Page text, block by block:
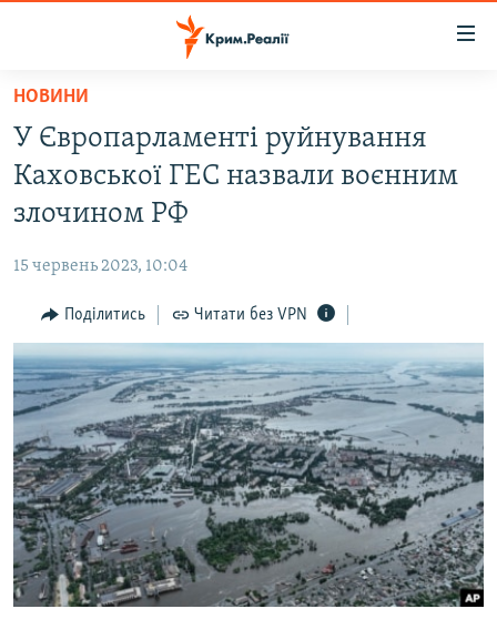
Перейти
основного
матеріалу
до
основної
навігації
Перейти
до
пошуку
ВОДА.КРИМ
ВІДЕО ТА ФОТО
БЛОГИ
ПОГЛЯД
ІНТЕРВ'Ю
ВСЕ ЗА ДЕНЬ
СПЕЦПРОЕКТИ
ДЕПОРТАЦІЯ
ВІДЕОУРОКИ «ELIFBE»
СВІДЧЕННЯ ОКУПАЦІЇ
УКРАЇНСЬКА ПРОБЛЕМА КРИМУ
ЯК ОБІЙТИ БЛОКУВАННЯ
Русский
Qırımtatar
НОВИНИ
У Європарламенті руйнування
Каховської ГЕС назвали воєнним
злочином РФ
15 червень 2023, 10:04
Поділитись Читати без VPN